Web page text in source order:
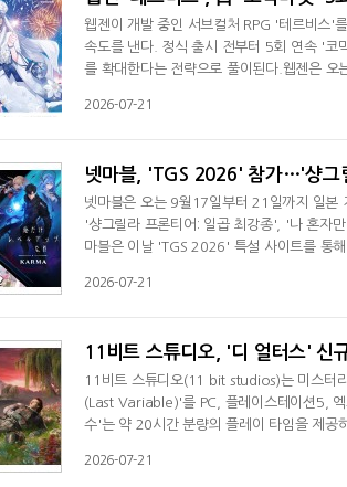
웹젠이 개발 중인 서브컬처 RPG '테르비스'
속도를 낸다. 정식 출시 전부터 5회 연속 '코
를 확대한다는 전략으로 풀이된다.웹젠은
롯해 게임, 애니메이션, 코스튬플레이 등 다
2026-07-21
넷마블, 'TGS 2026' 참가…'샹그
넷마블은 오는 9월17일부터 21일까지 일
'샹그릴라 프론티어: 일곱 최강종', '나 혼자
마블은 이날 'TGS 2026' 특설 사이트를 통
종'은 일본에서 누적 조회수 10억 뷰, 코믹
2026-07-21
11비트 스튜디오, '디 얼터스' 신
11비트 스튜디오(11 bit studios)는 미스터
(Last Variable)'를 PC, 플레이스테이션5,
수'는 약 20시간 분량의 플레이 타임을 제공
Scientist)와 그의 복제 인간 얼터스의 새로
2026-07-21